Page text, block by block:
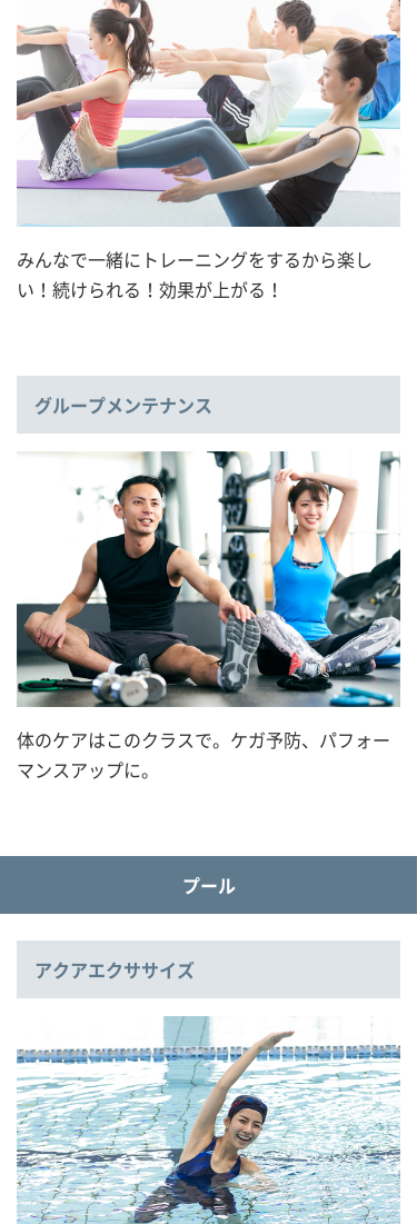
みんなで一緒にトレーニングをするから楽し
い！続けられる！効果が上がる！
グループメンテナンス
体のケアはこのクラスで。ケガ予防、パフォー
マンスアップに。
プール
アクアエクササイズ